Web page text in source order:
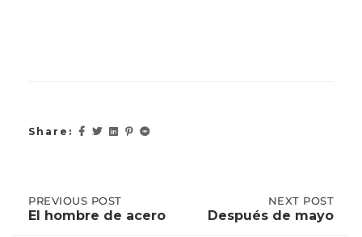
Share:
Post
PREVIOUS
POST:
PREVIOUS POST
El hombre de acero
POST:
DESPUÉS
NEXT POST
Después de mayo